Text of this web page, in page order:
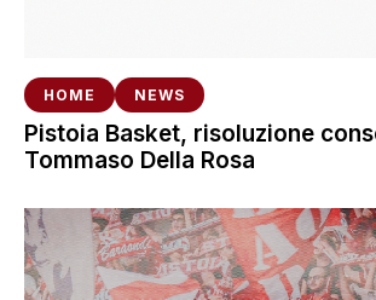
HOME NEWS
Pistoia Basket, risoluzione
Tommaso Della Rosa